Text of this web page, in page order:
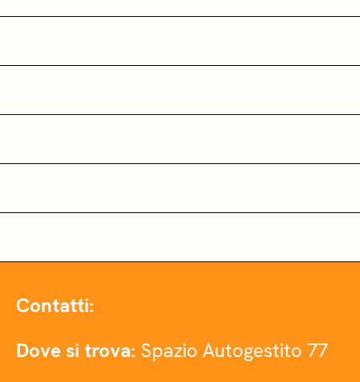
Contatti:
Dove si trova: Spazio Autogestito 77